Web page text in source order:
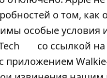
о том, как
особые условия
со ссылкой на
приложением